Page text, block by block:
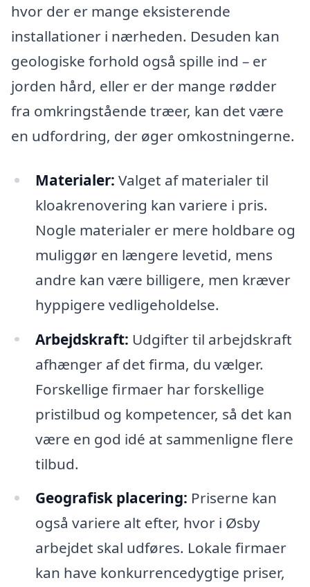
hvor der er mange eksisterende
installationer i nærheden. Desuden kan
geologiske forhold også spille ind – er
jorden hård, eller er der mange rødder
fra omkringstående træer, kan det være
en udfordring, der øger omkostningerne.
Materialer: Valget af materialer til
kloakrenovering kan variere i pris.
Nogle materialer er mere holdbare og
muliggør en længere levetid, mens
andre kan være billigere, men kræver
hyppigere vedligeholdelse.
Arbejdskraft: Udgifter til arbejdskraft
afhænger af det firma, du vælger.
Forskellige firmaer har forskellige
pristilbud og kompetencer, så det kan
være en god idé at sammenligne flere
tilbud.
Geografisk placering: Priserne kan
også variere alt efter, hvor i Øsby
arbejdet skal udføres. Lokale firmaer
kan have konkurrencedygtige priser,